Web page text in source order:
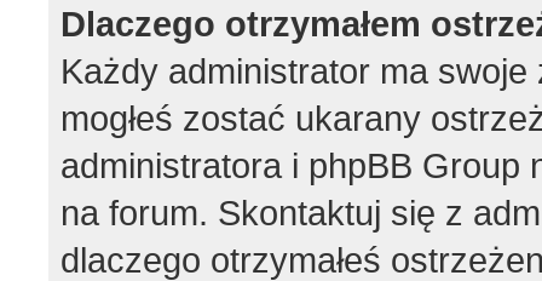
Dlaczego otrzymałem
Każdy administrator ma swoje
mogłeś zostać ukarany
administratora i phpBB Group
na forum. Skontaktuj się z
dlaczego otrzymałeś